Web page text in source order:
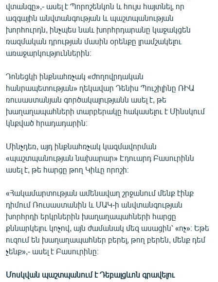
վտանգը»,- ասել է Պորոշենկոն և հույս հայտնել, որ
ազգային անվտանգության և պաշտպանության
խորհուրդն, ինչպես նաև խորհրդարանը կաջակցեն
ռազմական դրության մասին օրենքը լրամշակելու
առաջարկություններին։
Դոնեցկի ինքնահռչակ «ժողովրդական
հանրապետության» ղեկավար Դենիս Պուշիլինը ՌԻԱ
ռուսաստանյան գործակալությանն ասել է, թե
խաղաղապահների տարբերակը հակասելու է Մինսկում
կնքված հրադադարին։
Մինչդեռ, այդ ինքնահռչակ կազմավորման
«պաշտպանության նախարար» Էդուարդ Բասուրինն
ասել է, թե հարցը թող Կիևը որոշի։
«Հակամարտության ամենավաղ շրջանում մենք էինք
դիմում Ռուսաստանին և ՄԱԿ-ի անվտանգության
խորհրդի երկրներին խաղաղապահների հարցը
քննարկելու կոչով, այն ժամանակ մեզ ասացին՝ «ոչ»։ Եթե
ուզում են խաղաղապահներ բերել, թող բերեն, մենք դեմ
չենք»,- ասել է Բասուրինը։
Մոսկվան պաշտպանում է Դեբալցևոն գրավելու